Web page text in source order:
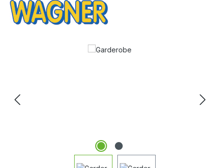
Bildergalerie überspringen